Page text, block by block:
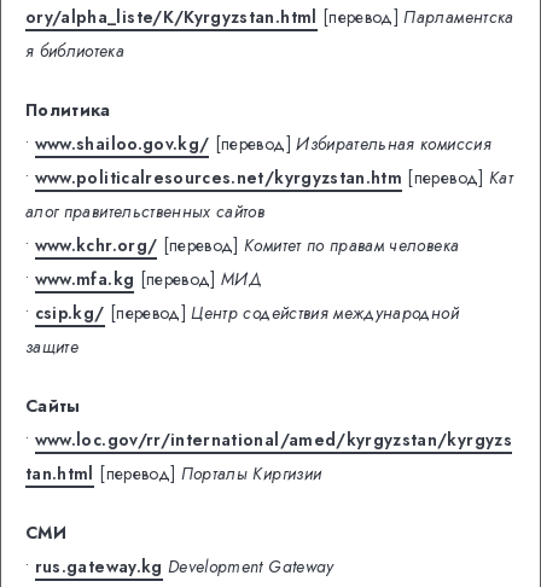
ory/alpha_liste/K/Kyrgyzstan.html [перевод] Парламентска
я библиотека
Политика
• www.shailoo.gov.kg/ [перевод] Избирательная комиссия
• www.politicalresources.net/kyrgyzstan.htm [перевод] Кат
алог правительственных сайтов
• www.kchr.org/ [перевод] Комитет по правам человека
• www.mfa.kg [перевод] МИД
• csip.kg/ [перевод] Центр содействия международной
защите
Сайты
• www.loc.gov/rr/international/amed/kyrgyzstan/kyrgyzs
tan.html [перевод] Порталы Киргизии
СМИ
• rus.gateway.kg Development Gateway